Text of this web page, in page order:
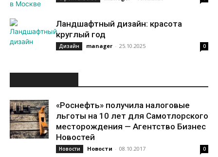
Ландшафтный дизайн: красота
круглый год
Дизайн manager - 25.10.2025 0
«Роснефть» получила налоговые
льготы на 10 лет для Самотлорского
месторождения — Агентство Бизнес
Новостей
Новости Новости - 08.10.2017 0